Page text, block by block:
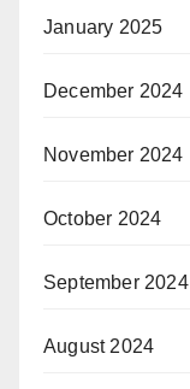
January 2025
December 2024
November 2024
October 2024
September 2024
August 2024